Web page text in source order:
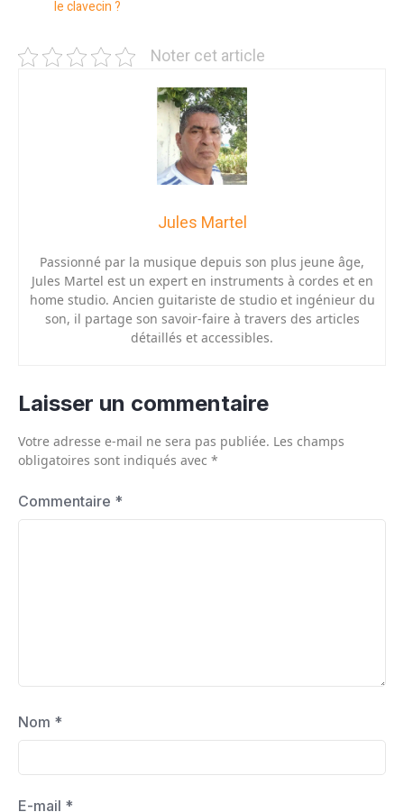
le clavecin ?
Noter cet article
Jules Martel
Passionné par la musique depuis son plus jeune âge,
Jules Martel est un expert en instruments à cordes et en
home studio. Ancien guitariste de studio et ingénieur du
son, il partage son savoir-faire à travers des articles
détaillés et accessibles.
Laisser un commentaire
Votre adresse e-mail ne sera pas publiée. Les champs
obligatoires sont indiqués avec *
Commentaire *
Nom *
E-mail *